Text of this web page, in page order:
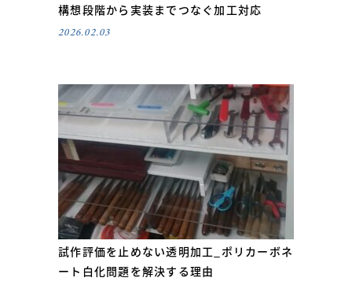
構想段階から実装までつなぐ加工対応
2026.02.03
試作評価を止めない透明加工_ポリカーボネ
ート白化問題を解決する理由